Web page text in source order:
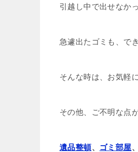
引越し中で出せなか
急遽出たゴミも、で
そんな時は、お気軽
その他、ご不明な点
遺品整頓、 ゴミ部屋